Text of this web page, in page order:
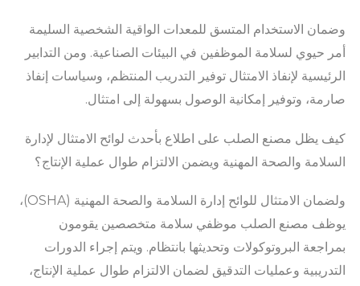
وضمان الاستخدام المتسق للمعدات الواقية الشخصية السليمة
أمر حيوي لسلامة الموظفين في البيئات الصناعية. ومن التدابير
الرئيسية لإنفاذ الامتثال توفير التدريب المنتظم، وسياسات إنفاذ
صارمة، وتوفير إمكانية الوصول بسهولة إلى امتثال.
كيف يظل مصنع الصلب على اطلاع بأحدث لوائح الامتثال لإدارة
السلامة والصحة المهنية ويضمن الالتزام طوال عملية الإنتاج؟
ولضمان الامتثال للوائح إدارة السلامة والصحة المهنية (OSHA)،
يوظف مصنع الصلب موظفي سلامة متخصصين يقومون
بمراجعة البروتوكولات وتحديثها بانتظام. ويتم إجراء الدورات
التدريبية وعمليات التدقيق لضمان الالتزام طوال عملية الإنتاج،